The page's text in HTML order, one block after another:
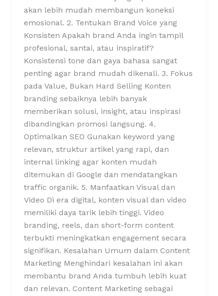
akan lebih mudah membangun koneksi
emosional. 2. Tentukan Brand Voice yang
Konsisten Apakah brand Anda ingin tampil
profesional, santai, atau inspiratif?
Konsistensi tone dan gaya bahasa sangat
penting agar brand mudah dikenali. 3. Fokus
pada Value, Bukan Hard Selling Konten
branding sebaiknya lebih banyak
memberikan solusi, insight, atau inspirasi
dibandingkan promosi langsung. 4.
Optimalkan SEO Gunakan keyword yang
relevan, struktur artikel yang rapi, dan
internal linking agar konten mudah
ditemukan di Google dan mendatangkan
traffic organik. 5. Manfaatkan Visual dan
Video Di era digital, konten visual dan video
memiliki daya tarik lebih tinggi. Video
branding, reels, dan short-form content
terbukti meningkatkan engagement secara
signifikan. Kesalahan Umum dalam Content
Marketing Menghindari kesalahan ini akan
membantu brand Anda tumbuh lebih kuat
dan relevan. Content Marketing sebagai